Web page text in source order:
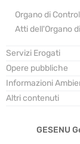
Organo di
Atti dell'Organo
Servizi Erogati
Opere pubbliche
Informazioni
Altri contenuti
GESENU